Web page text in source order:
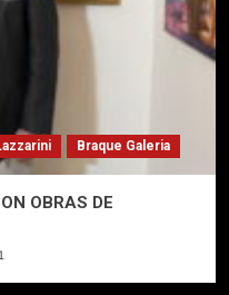
Braque Galeria
OBRAS DE
1